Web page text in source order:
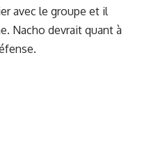
avec le groupe et il
Nacho devrait quant à